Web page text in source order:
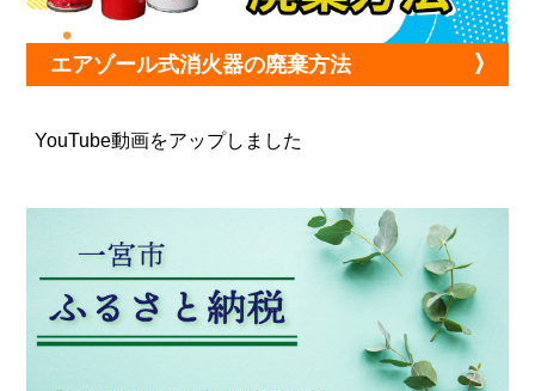
エアゾール式消火器の廃棄方法
YouTube動画をアップしました